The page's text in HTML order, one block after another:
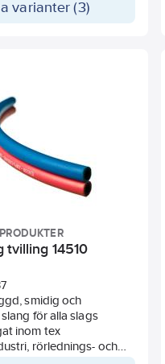
varianter (3)
tvilling 14510
smidig och
för alla slags
inom tex
rörlednings- och